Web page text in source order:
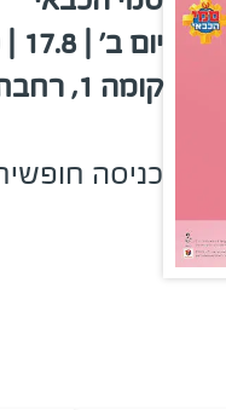
יום ב' | 17.8 | 17:30
קומה 1, רחבת המשביר
כניסה